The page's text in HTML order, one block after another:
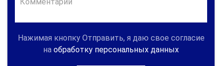
Нажимая кнопку Отправить, я даю свое согласие
на обработку персональных данных